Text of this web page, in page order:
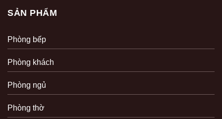
SẢN PHẨM
Phòng bếp
Phòng khách
Phòng ngủ
Phòng thờ